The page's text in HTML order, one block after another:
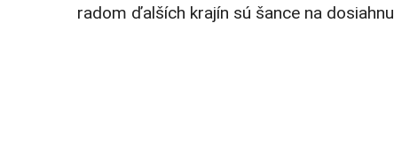
radom ďalších krajín sú šance na